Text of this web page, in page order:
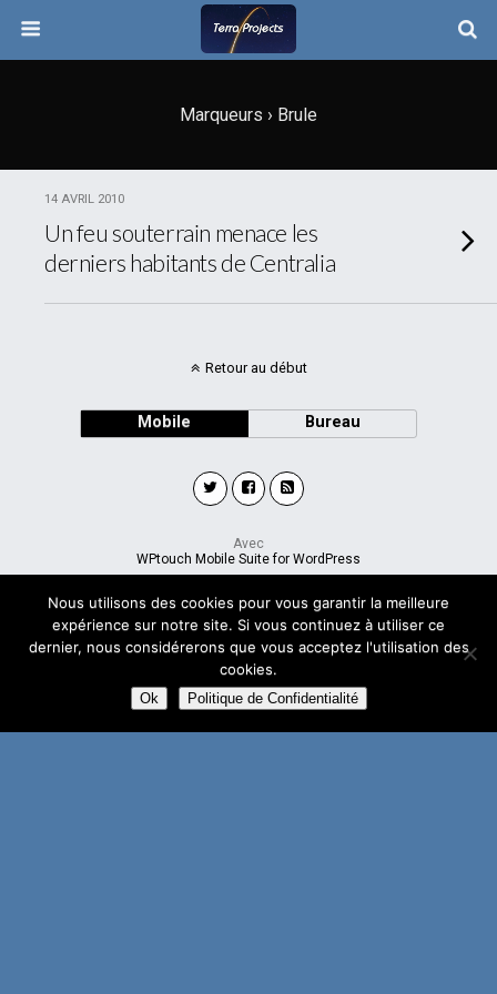
Marqueurs › Brule
14 AVRIL 2010
Un feu souterrain menace les
derniers habitants de Centralia
Retour au début
Mobile Bureau
Avec
WPtouch Mobile Suite for WordPress
Nous utilisons des cookies pour vous garantir la meilleure
expérience sur notre site. Si vous continuez à utiliser ce
dernier, nous considérerons que vous acceptez l'utilisation des
cookies.
Ok Politique de Confidentialité